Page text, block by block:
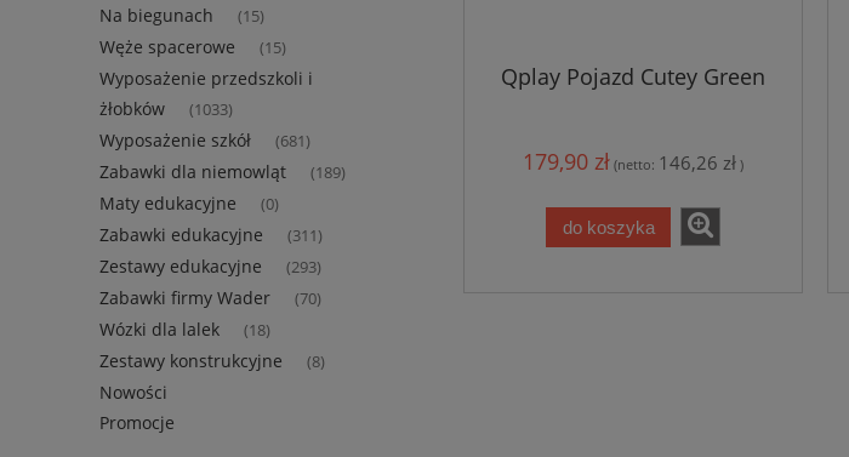
Na biegunach (15)
Węże spacerowe (15)
Wyposażenie przedszkoli i
żłobków
(1033)
Wyposażenie szkół (681)
Zabawki dla niemowląt (189)
Maty edukacyjne (0)
Zabawki edukacyjne (311)
Zestawy edukacyjne (293)
Zabawki firmy Wader (70)
Wózki dla lalek (18)
Zestawy konstrukcyjne (8)
Nowości
Promocje
Qplay Pojazd Cutey Green
179,90 zł (netto: 146,26 zł )
do koszyka